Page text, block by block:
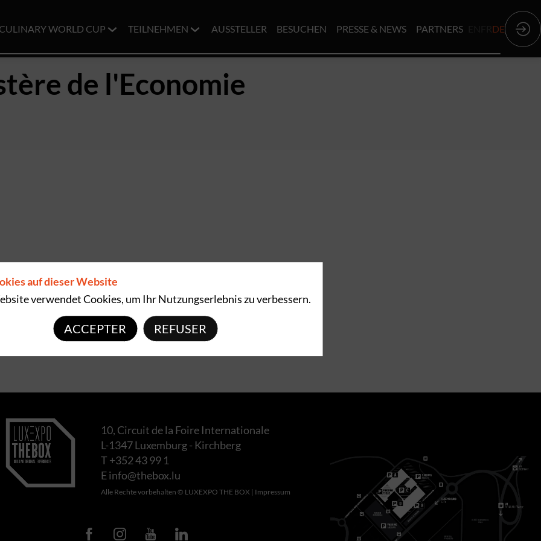
CULINARY WORLD CUP TEILNEHMEN AUSSTELLER BESUCHEN PRESSE & NEWS PARTNERS DE
de l'Economie
10, Circuit de la Foire Internationale
L-1347 Luxemburg - Kirchberg
T +352 43 99 1
Einfo@thebox.lu
Alle Rechte vorbehalten © LUXEXPO THE BOX | Impressum
auf dieser Website
verwendet Cookies, um Ihr Nutzungserlebnis zu verbessern.
ACCEPTER REFUSER